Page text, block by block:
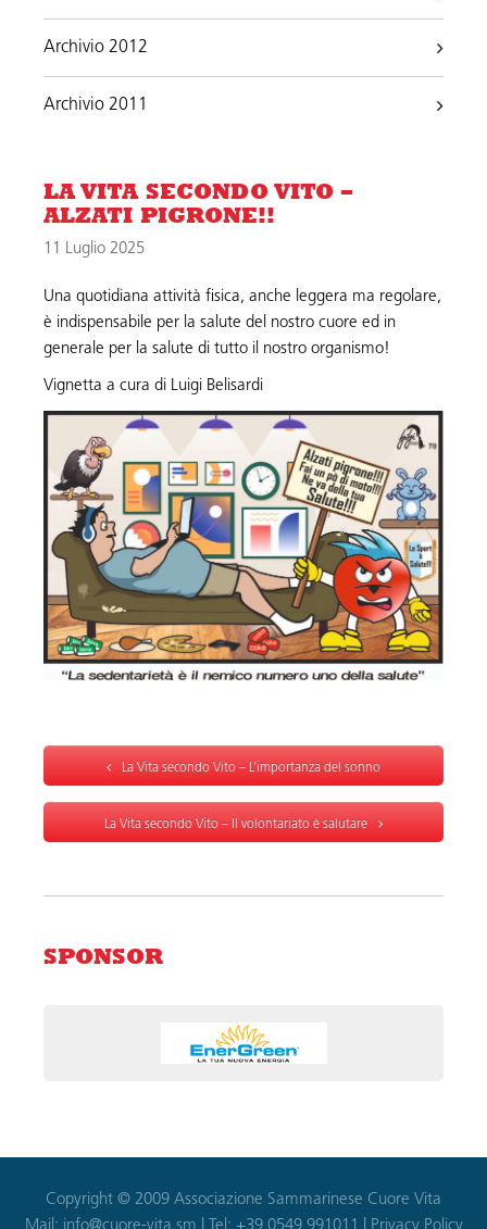
Archivio 2012
Archivio 2011
LA VITA SECONDO VITO –
ALZATI PIGRONE!!
11 Luglio 2025
Una quotidiana attività fisica, anche leggera ma regolare,
è indispensabile per la salute del nostro cuore ed in
generale per la salute di tutto il nostro organismo!
Vignetta a cura di Luigi Belisardi
La Vita secondo Vito – L’importanza del sonno
La Vita secondo Vito – Il volontariato è salutare
SPONSOR
Copyright © 2009 Associazione Sammarinese Cuore Vita